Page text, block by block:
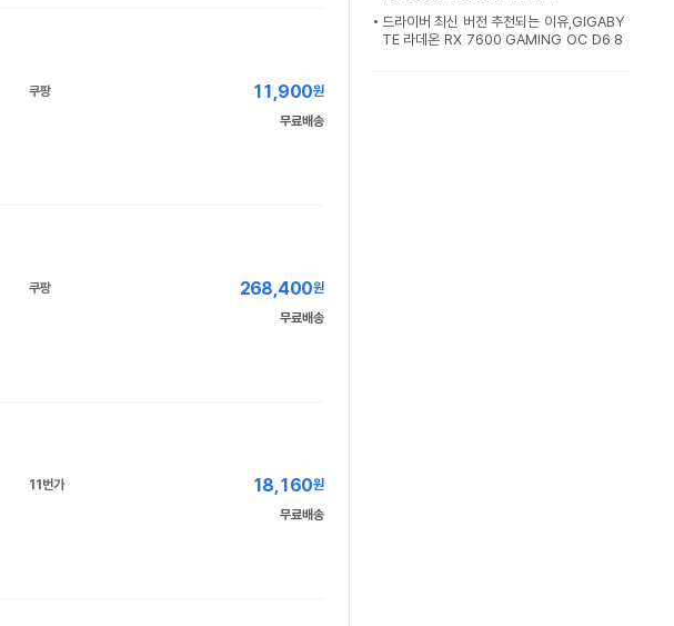
쿠팡 11,900원
무료배송
쿠팡 268,400원
무료배송
11번가 18,160원
무료배송
드라이버 최신 버전 추천되는 이유,GIGABY
TE 라데온 RX 7600 GAMING OC D6 8